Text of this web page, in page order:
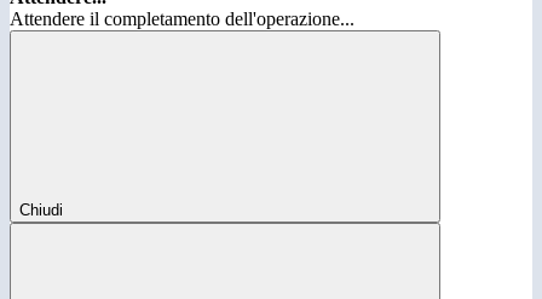
Attendere il completamento dell'operazione...
Chiudi